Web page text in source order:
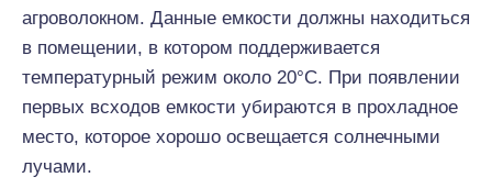
агроволокном. Данные емкости должны находиться
в помещении, в котором поддерживается
температурный режим около 20°С. При появлении
первых всходов емкости убираются в прохладное
место, которое хорошо освещается солнечными
лучами.